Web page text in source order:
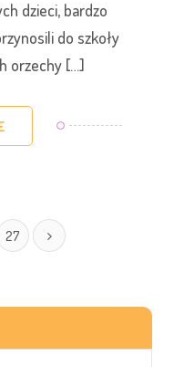
dzieci, bardzo
do szkoły
orzechy […]
27